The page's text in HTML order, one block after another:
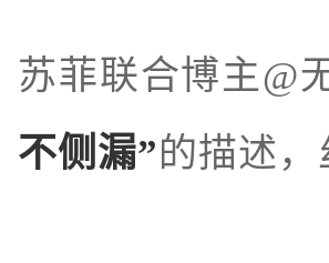
苏菲联合博主@
不侧漏”的描述